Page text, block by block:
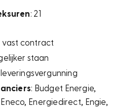
: 21
vast contract
staan
: Budget Energie,
Energiedirect, Engie,